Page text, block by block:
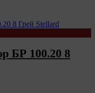
БР 100.20 8